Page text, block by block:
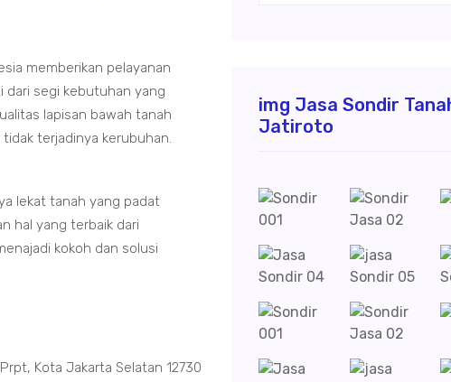
memberikan pelayanan
dari segi kebutuhan yang
lapisan bawah tanah
terjadinya kerubuhan.
lekat tanah yang padat
hal yang terbaik dari
kokoh dan solusi
Kota Jakarta Selatan 12730
img Jasa Sondir
Jatiroto